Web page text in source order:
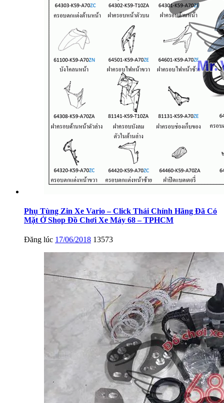
Phụ Tùng Zin Xe Vario – Click Thái Chính Hãng Đã Có
Mặt Ở Shop Đồ Chơi Xe Máy 68 – TPHCM
Đăng lúc 17/06/2018 13573